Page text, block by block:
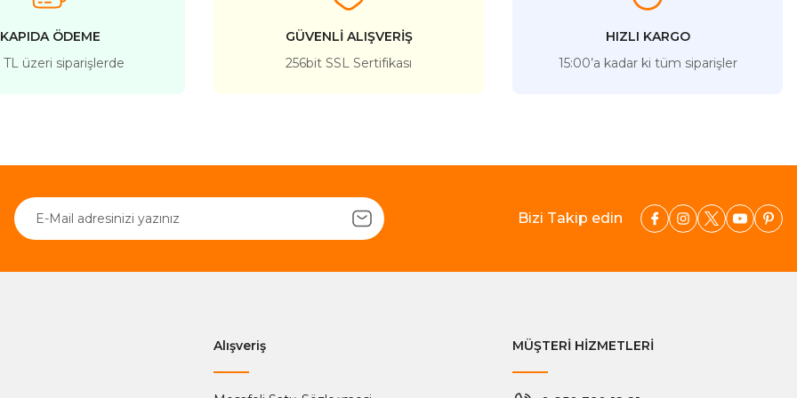
KAPIDA ÖDEME
üzeri siparişlerde
GÜVENLİ ALIŞVERİŞ
256bit SSL Sertifikası
HIZLI KARGO
15:00’a kadar ki tüm siparişler
Bizi Takip edin
Alışveriş MÜŞTERİ HİZMETLERİ